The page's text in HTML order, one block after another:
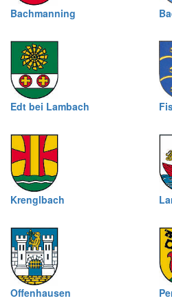
Bachmanning
Edt bei Lambach
Krenglbach
Offenhausen